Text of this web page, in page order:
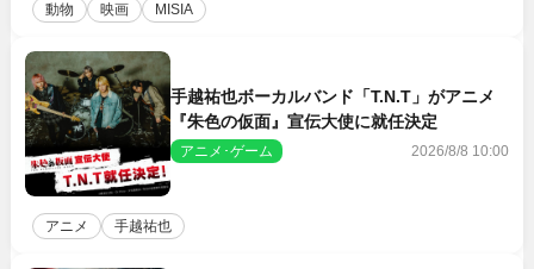
動物 映画 MISIA
手越祐也ボーカルバンド「T.N.T」がアニメ
『朱色の仮面』宣伝大使に就任決定
アニメ･ゲーム 2026/8/8 10:00
アニメ 手越祐也